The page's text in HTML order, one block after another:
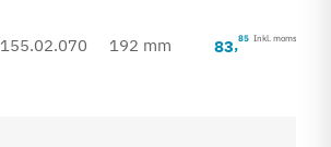
155.02.070 192 mm 83,85 Inkl. moms